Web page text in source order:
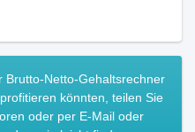
Netto-Gehaltsrechner
könnten, teilen Sie
oder per E-Mail oder